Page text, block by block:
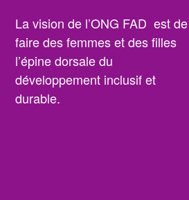
La vision de l’ONG FAD est de
faire des femmes et des filles
l’épine dorsale du
développement inclusif et
durable.